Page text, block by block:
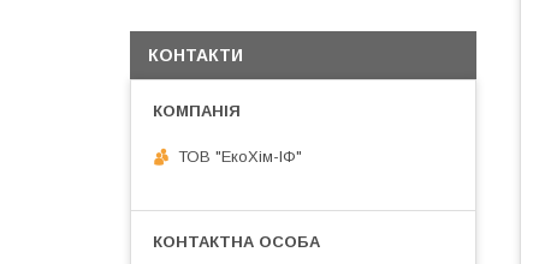
КОНТАКТИ
ТОВ "ЕкоХім-ІФ"